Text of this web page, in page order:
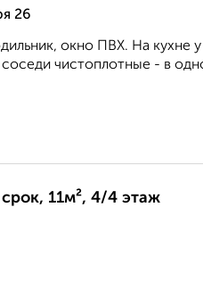
26
окно ПВХ. На
чистоплотные - в
11м², 4/4 этаж